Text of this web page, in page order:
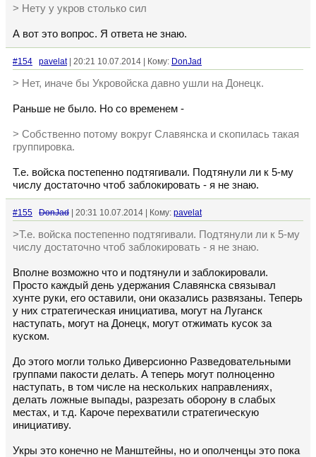
> Нету у укров столько сил
А вот это вопрос. Я ответа не знаю.
#154 pavelat| 20:21 10.07.2014 | Кому: DonJad
> Нет, иначе бы Укровойска давно ушли на Донецк.
Раньше не было. Но со временем -
> Собственно потому вокруг Славянска и скопилась такая
группировка.
Т.е. войска постепенно подтягивали. Подтянули ли к 5-му
числу достаточно чтоб заблокировать - я не знаю.
#155 DonJad | 20:31 10.07.2014 | Кому: pavelat
>Т.е. войска постепенно подтягивали. Подтянули ли к 5-му
числу достаточно чтоб заблокировать - я не знаю.
Вполне возможно что и подтянули и заблокировали.
Просто каждый день удержания Славянска связывал
хунте руки, его оставили, они оказались развязаны. Теперь
у них стратегическая инициатива, могут на Луганск
наступать, могут на Донецк, могут отжимать кусок за
куском.
До этого могли только Диверсионно Разведовательными
группами пакости делать. А теперь могут полноценно
наступать, в том числе на нескольких направлениях,
делать ложные выпады, разрезать оборону в слабых
местах, и т.д. Кароче перехватили стратегическую
инициативу.
Укры это конечно не Манштейны, но и ополченцы это пока